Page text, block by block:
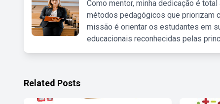
Como mentor, minha dedicação é
métodos pedagógicos que priorizam
missão é orientar os estudantes em
educacionais reconhecidas pelas
Related Posts